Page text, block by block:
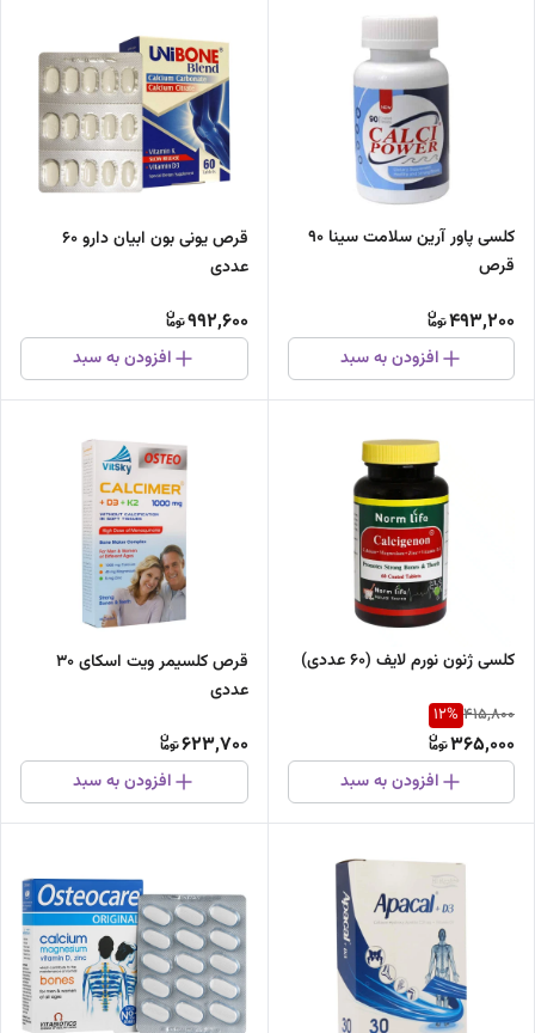
کلسی پاور آرین سلامت سینا 90
قرص
493,200
افزودن به سبد
قرص یونی بون ابیان دارو ۶۰
عددی
992,600
افزودن به سبد
کلسی ژنون نورم لایف (60 عددی)
415,800
12%
365,000
افزودن به سبد
قرص کلسیمر ویت اسکای 30
عددی
623,700
افزودن به سبد